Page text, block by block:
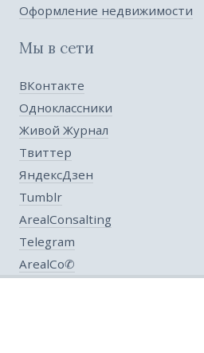
Оформление недвижимости
Мы в сети
ВКонтакте
Одноклассники
Живой Журнал
Твиттер
ЯндексДзен
Tumblr
ArealConsalting
Telegram
ArealCo✆